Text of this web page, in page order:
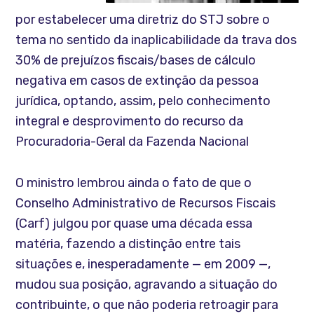
por estabelecer uma diretriz do STJ sobre o
tema no sentido da inaplicabilidade da trava dos
30% de prejuízos fiscais/bases de cálculo
negativa em casos de extinção da pessoa
jurídica, optando, assim, pelo conhecimento
integral e desprovimento do recurso da
Procuradoria-Geral da Fazenda Nacional
O ministro lembrou ainda o fato de que o
Conselho Administrativo de Recursos Fiscais
(Carf) julgou por quase uma década essa
matéria, fazendo a distinção entre tais
situações e, inesperadamente — em 2009 —,
mudou sua posição, agravando a situação do
contribuinte, o que não poderia retroagir para